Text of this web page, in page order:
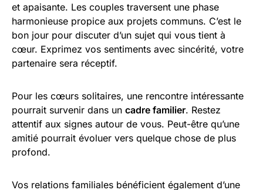
et apaisante. Les couples traversent une phase
harmonieuse propice aux projets communs. C’est le
bon jour pour discuter d’un sujet qui vous tient à
cœur. Exprimez vos sentiments avec sincérité, votre
partenaire sera réceptif.
Pour les cœurs solitaires, une rencontre intéressante
pourrait survenir dans un cadre familier. Restez
attentif aux signes autour de vous. Peut-être qu’une
amitié pourrait évoluer vers quelque chose de plus
profond.
Vos relations familiales bénéficient également d’une